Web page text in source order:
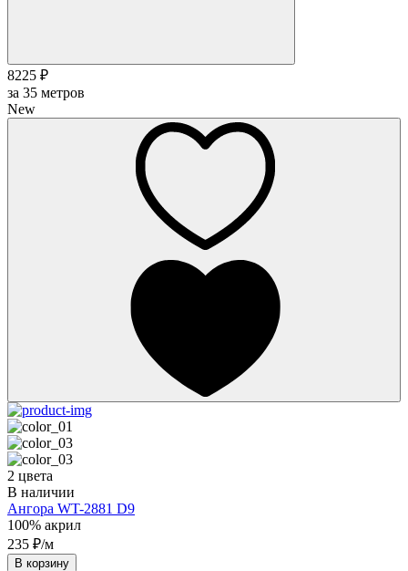
8225 ₽
за 35 метров
New
2 цвета
В наличии
Ангора WT-2881 D9
100% акрил
235 ₽/м
В корзину